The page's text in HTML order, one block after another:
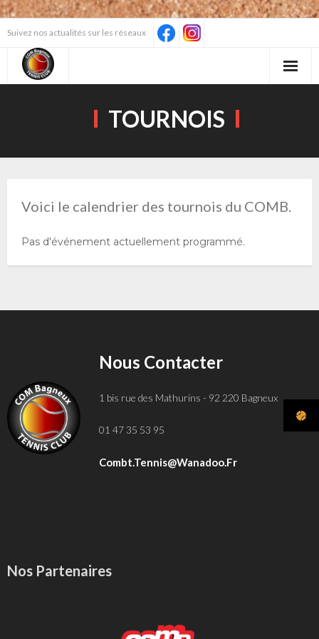
Skip
content
Suivez nos actualités sur les réseaux
TOURNOIS
Voici le calendrier des tournois du COMB.
Pas d'événement actuellement programmé.
Nous Contacter
1 bis rue des Mathurins - 92 220 Bagneux
01 47 35 53 95
Combt.tennis@wanadoo.fr
Nos Partenaires